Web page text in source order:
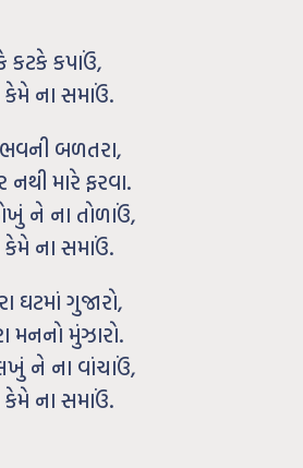
કટકે કપાઉં,
કેમે ના સમાઉં.
ભવની બળતરા,
નથી મારે ફરવા.
ને ના તોળાઉં,
કેમે ના સમાઉં.
ઘટમાં ગુજારો,
મનનો મુંઝારો.
ને ના વાંચાઉં,
કેમે ના સમાઉં.